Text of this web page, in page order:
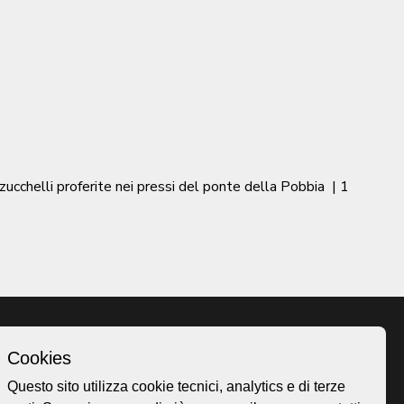
proferite nei pressi del ponte della Pobbia | 1
Homepage
Cookies
Questo sito utilizza cookie tecnici, analytics e di terze